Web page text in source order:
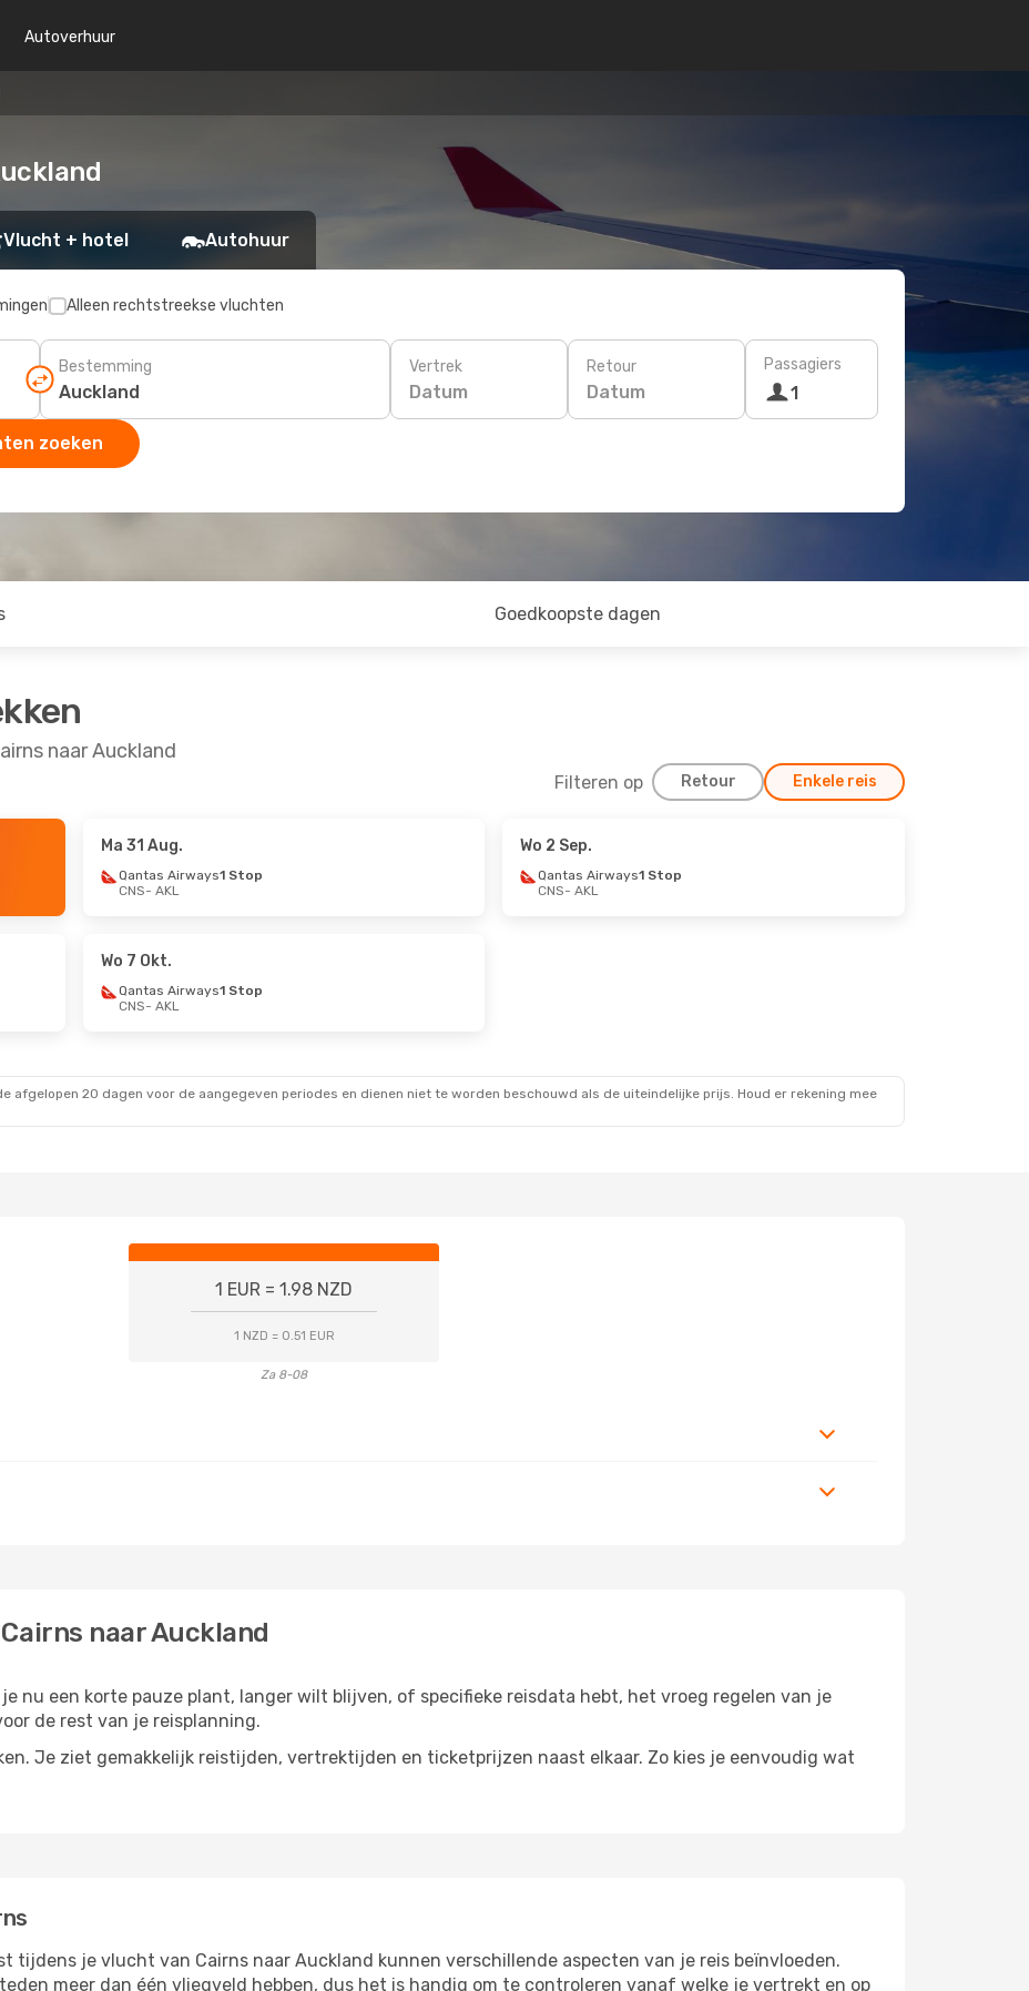
Autoverhuur
Vlucht + hotel Autohuur
Alleen rechtstreekse vluchten
Bestemming Vertrek
Datum
Retour
Datum
Passagiers
1
zoeken
Goedkoopste dagen
naar Auckland
Filteren op Retour Enkele reis
Ma 31 Aug.
Qantas Airways1 Stop
CNS- AKL
Wo 2 Sep.
Qantas Airways1 Stop
CNS- AKL
Wo 7 Okt.
Qantas Airways1 Stop
CNS- AKL
afgelopen 20 dagen voor de aangegeven periodes en dienen niet te worden beschouwd als de uiteindelijke prijs. Houd er rekening mee
1 EUR = 1.98 NZD
1 NZD = 0.51 EUR
Za 8-08
naar Auckland
nu een korte pauze plant, langer wilt blijven, of specifieke reisdata hebt, het vroeg regelen van je
de rest van je reisplanning.
Je ziet gemakkelijk reistijden, vertrektijden en ticketprijzen naast elkaar. Zo kies je eenvoudig wat
tijdens je vlucht van Cairns naar Auckland kunnen verschillende aspecten van je reis beïnvloeden.
meer dan één vliegveld hebben, dus het is handig om te controleren vanaf welke je vertrekt en op